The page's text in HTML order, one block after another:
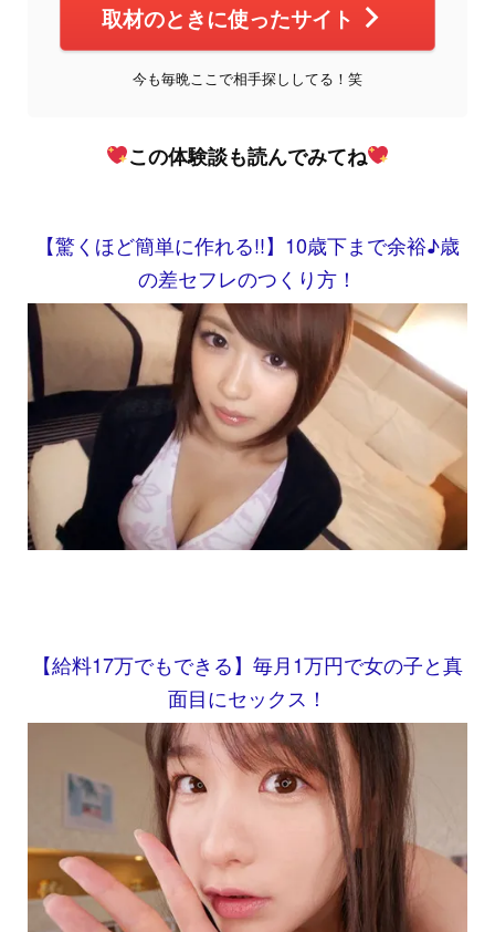
取材のときに使ったサイト
今も毎晩ここで相手探ししてる！笑
この体験談も読んでみてね
【驚くほど簡単に作れる!!】10歳下まで余裕♪歳
の差セフレのつくり方！
【給料17万でもできる】毎月1万円で女の子と真
面目にセックス！